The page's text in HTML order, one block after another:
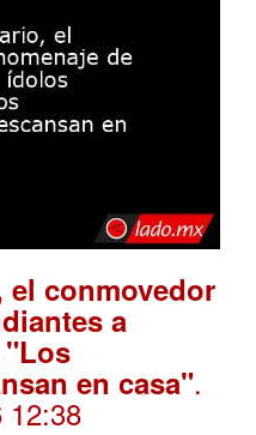
el conmovedor
a
en casa".
12:38